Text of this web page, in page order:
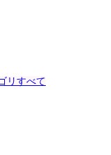
リすべて